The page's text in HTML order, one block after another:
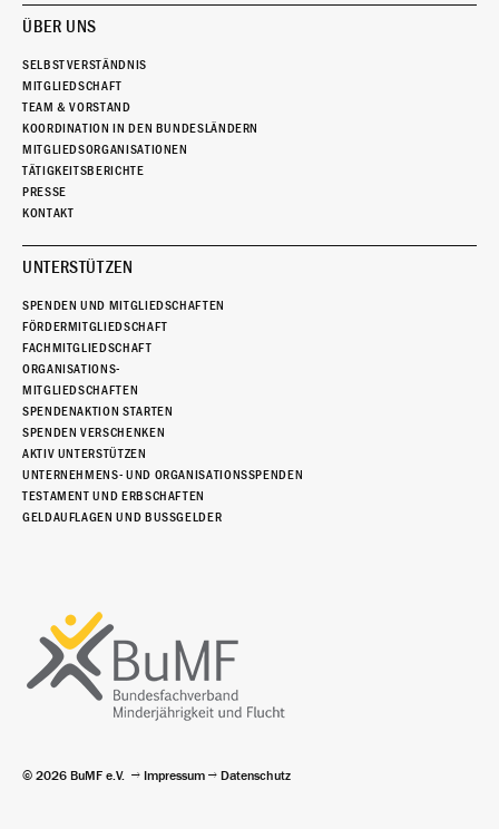
ÜBER UNS
SELBSTVERSTÄNDNIS
MITGLIEDSCHAFT
TEAM & VORSTAND
KOORDINATION IN DEN BUNDESLÄNDERN
MITGLIEDSORGANISATIONEN
TÄTIGKEITSBERICHTE
PRESSE
KONTAKT
UNTERSTÜTZEN
SPENDEN UND MITGLIEDSCHAFTEN
FÖRDERMITGLIEDSCHAFT
FACHMITGLIEDSCHAFT
ORGANISATIONS-
MITGLIEDSCHAFTEN
SPENDENAKTION STARTEN
SPENDEN VERSCHENKEN
AKTIV UNTERSTÜTZEN
UNTERNEHMENS- UND ORGANISATIONSSPENDEN
TESTAMENT UND ERBSCHAFTEN
GELDAUFLAGEN UND BUSSGELDER
© 2026 BuMF e.V. Impressum Datenschutz